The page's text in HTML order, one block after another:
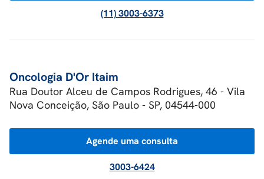
(11) 3003-6373
Oncologia D'Or Itaim
Rua Doutor Alceu de Campos Rodrigues, 46 - Vila
Nova Conceição, São Paulo - SP, 04544-000
Agende uma consulta
3003-6424